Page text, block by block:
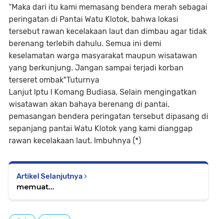
“Maka dari itu kami memasang bendera merah sebagai
peringatan di Pantai Watu Klotok, bahwa lokasi
tersebut rawan kecelakaan laut dan dimbau agar tidak
berenang terlebih dahulu. Semua ini demi
keselamatan warga masyarakat maupun wisatawan
yang berkunjung. Jangan sampai terjadi korban
terseret ombak"Tuturnya
Lanjut Iptu I Komang Budiasa, Selain mengingatkan
wisatawan akan bahaya berenang di pantai,
pemasangan bendera peringatan tersebut dipasang di
sepanjang pantai Watu Klotok yang kami dianggap
rawan kecelakaan laut. Imbuhnya (*)
Artikel Selanjutnya
memuat...